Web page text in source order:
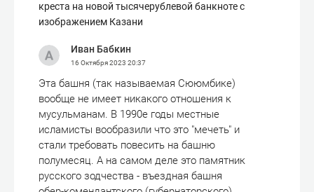
креста на новой тысячерублевой банкноте с
изображением Казани
Иван Бабкин
16 Октября 2023 20:37
Эта башня (так называемая Сююмбике)
вообще не имеет никакого отношения к
мусульманам. В 1990е годы местные
исламисты вообразили что это "мечеть" и
стали требовать повесить на башню
полумесяц. А на самом деле это памятник
русского зодчества - въездная башня